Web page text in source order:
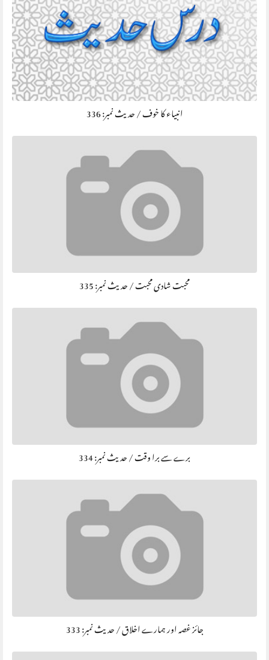
انبیاء کا خوف / حديث نمبر: 336
محبت شادی محبت / حديث نمبر: 335
برے سے برا وقت / حديث نمبر: 334
جائز غصہ اور ہمارے اخلاق / حديث نمبر: 333